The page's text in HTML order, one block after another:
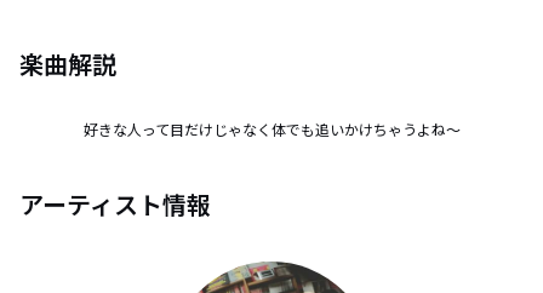
楽曲解説
好きな人って目だけじゃなく体でも追いかけちゃうよね～
アーティスト情報